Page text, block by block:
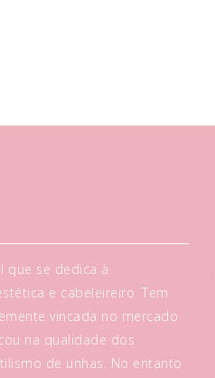
que se dedica à
e cabeleireiro. Tem
vincada no mercado
na qualidade dos
de unhas. No entanto